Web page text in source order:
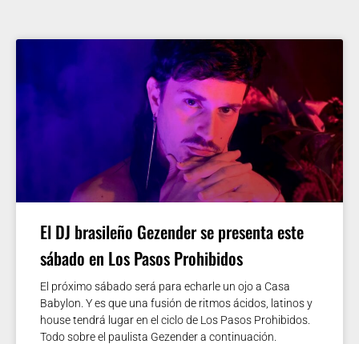
El DJ brasileño Gezender se presenta este
sábado en Los Pasos Prohibidos
El próximo sábado será para echarle un ojo a Casa
Babylon. Y es que una fusión de ritmos ácidos, latinos y
house tendrá lugar en el ciclo de Los Pasos Prohibidos.
Todo sobre el paulista Gezender a continuación.